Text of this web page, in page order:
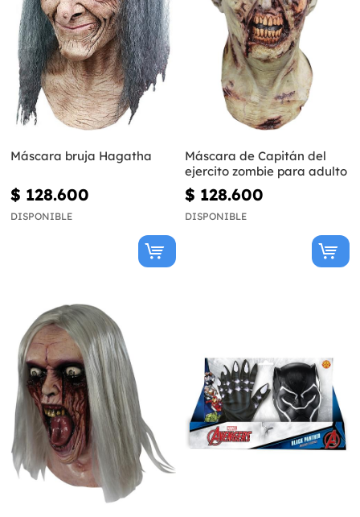
Máscara bruja Hagatha
$ 128.600
DISPONIBLE
Máscara de Capitán del
ejercito zombie para adulto
$ 128.600
DISPONIBLE